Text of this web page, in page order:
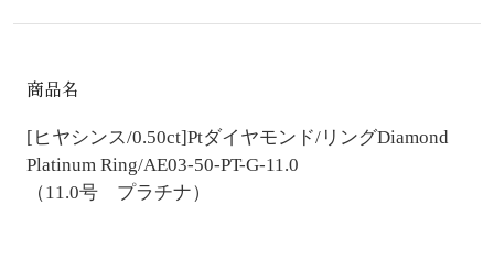
商品名
[ヒヤシンス/0.50ct]Ptダイヤモンド/リングDiamond
Platinum Ring/AE03-50-PT-G-11.0
（11.0号 プラチナ）